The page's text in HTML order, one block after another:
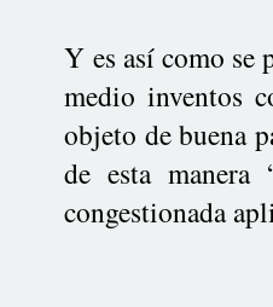
Y es así como se
medio inventos
objeto de buena
de esta
congestionada